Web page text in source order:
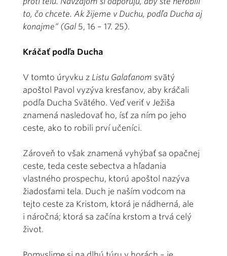
to, čo chcete. Ak žijeme v Duchu, podľa Ducha aj
konajme“ (Gal 5, 16 – 17. 25).
Kráčať podľa Ducha
V tomto úryvku z Listu Galaťanom svätý
apoštol Pavol vyzýva kresťanov, aby kráčali
podľa Ducha Svätého. Veď veriť v Ježiša
znamená nasledovať ho, ísť za ním po jeho
ceste, ako to robili prví učeníci.
Zároveň to však znamená vyhýbať sa opačnej
ceste, teda ceste sebectva a hľadania
vlastného prospechu, ktorú apoštol nazýva
žiadosťami tela. Duch je naším vodcom na
tejto ceste za Kristom, ktorá je nádherná, ale
i náročná; ktorá sa začína krstom a trvá celý
život.